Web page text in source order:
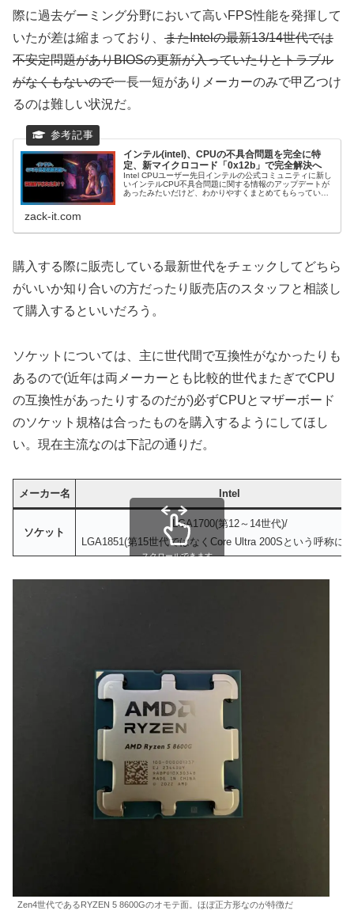
際に過去ゲーミング分野において高いFPS性能を発揮して
いたが差は縮まっており、 またIntelの最新13/14世代では
不安定問題がありBIOSの更新が入っていたりとトラブル
がなくもないので一長一短がありメーカーのみで甲乙つけ
るのは難しい状況だ。
インテル(intel)、CPUの不具合問題を完全に特
定、新マイクロコード「0x12b」で完全解決へ
Intel CPUユーザー先日インテルの公式コミュニティに新し
いインテルCPU不具合問題に関する情報のアップデートが
あったみたいだけど、わかりやすくまとめてもらってい
zack-it.com
購入する際に販売している最新世代をチェックしてどちら
がいいか知り合いの方だったり販売店のスタッフと相談し
て購入するといいだろう。
ソケットについては、主に世代間で互換性がなかったりも
あるので(近年は両メーカーとも比較的世代またぎでCPU
の互換性があったりするのだが)必ずCPUとマザーボード
のソケット規格は合ったものを購入するようにしてほし
い。現在主流なのは下記の通りだ。
メーカー名 Intel
ソケット
LGA1700(第12～14世代)/
LGA1851(第15世代ではなくCore Ultra 200Sという呼称に
スクロールできます
Zen4世代であるRYZEN 5 8600Gのオモテ面。ほぼ正方形なのが特徴だ